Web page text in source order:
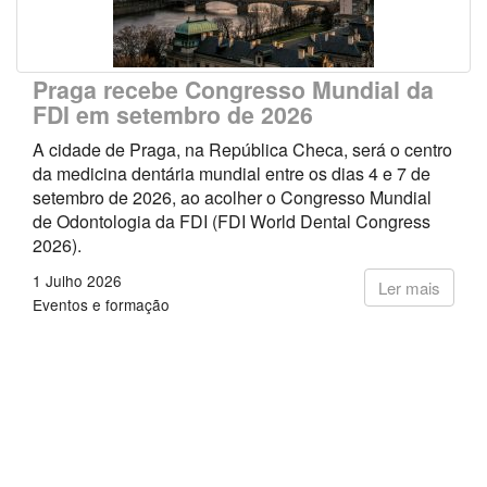
Praga recebe Congresso Mundial da
FDI em setembro de 2026
A cidade de Praga, na República Checa, será o centro
da medicina dentária mundial entre os dias 4 e 7 de
setembro de 2026, ao acolher o Congresso Mundial
de Odontologia da FDI (FDI World Dental Congress
2026).
Ler mais
1 Julho 2026
Eventos e formação